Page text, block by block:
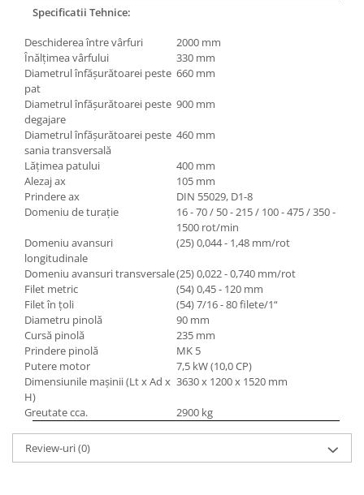
Specificatii Tehnice:
Deschiderea între vârfuri
2000 mm
Înălţimea vârfului
330 mm
Diametrul înfăşurătoarei peste
pat
660 mm
Diametrul înfăşurătoarei peste
degajare
900 mm
Diametrul înfăşurătoarei peste
sania transversală
460 mm
Lăţimea patului
400 mm
Alezaj ax
105 mm
Prindere ax
DIN 55029, D1-8
Domeniu de turaţie
16 - 70 / 50 - 215 / 100 - 475 / 350 -
1500 rot/min
Domeniu avansuri
longitudinale
(25) 0,044 - 1,48 mm/rot
Domeniu avansuri transversale(25) 0,022 - 0,740 mm/rot
Filet metric
(54) 0,45 - 120 mm
Filet în ţoli
(54) 7/16 - 80 filete/1“
Diametru pinolă
90 mm
Cursă pinolă
235 mm
Prindere pinolă
MK 5
Putere motor
7,5 kW (10,0 CP)
Dimensiunile maşinii (Lt x Ad x
H)
3630 x 1200 x 1520 mm
Greutate cca. 2900 kg
Review-uri(0)